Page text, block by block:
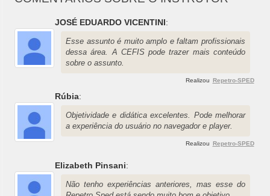
JOSÉ EDUARDO VICENTINI:
Esse assunto é muito amplo e faltam profissionais
dessa área. A CEFIS pode trazer mais conteúdo
sobre o assunto.
Realizou Repetro-SPED
Rúbia:
Objetividade e didática excelentes. Pode melhorar
a experiência do usuário no navegador e player.
Realizou Repetro-SPED
Elizabeth Pinsani:
Não tenho experiências anteriores, mas esse do